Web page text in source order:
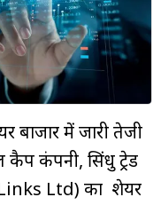
बाजार में जारी तेजी
कैप कंपनी, सिंधु ट्रेड
Ltd) का शेयर